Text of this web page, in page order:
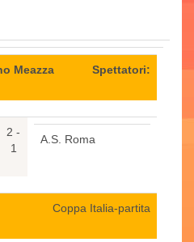
Meazza Spettatori:
2 -
1
A.S. Roma
Coppa Italia-partita